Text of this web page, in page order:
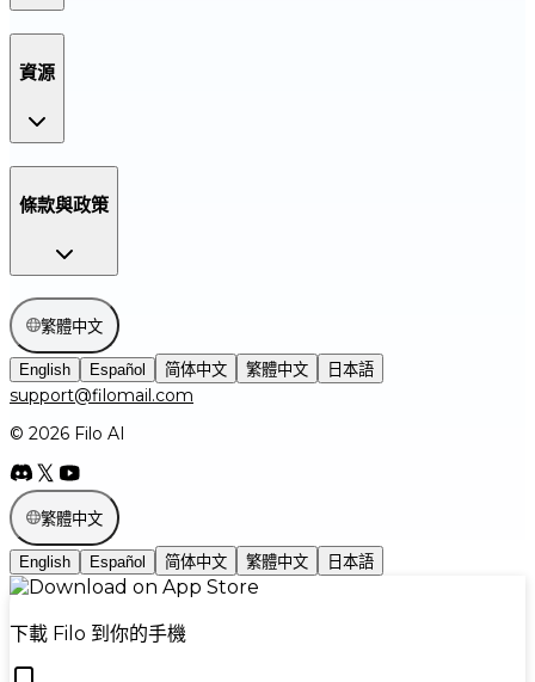
資源
條款與政策
繁體中文
English Español 简体中文 繁體中文 日本語
support@filomail.com
© 2026 Filo AI
繁體中文
English Español 简体中文 繁體中文 日本語
下載 Filo 到你的手機